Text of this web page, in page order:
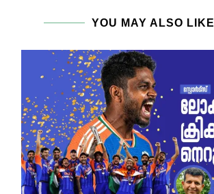
YOU MAY ALSO LIKE